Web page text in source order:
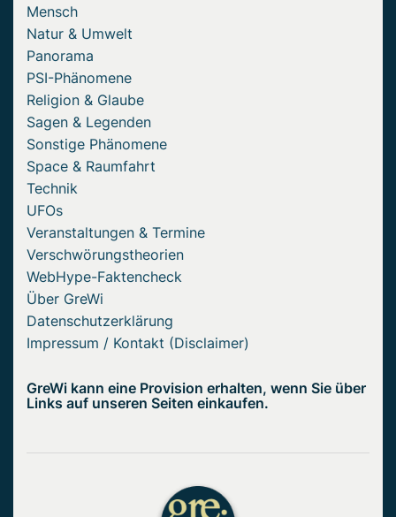
Mensch
Natur & Umwelt
Panorama
PSI-Phänomene
Religion & Glaube
Sagen & Legenden
Sonstige Phänomene
Space & Raumfahrt
Technik
UFOs
Veranstaltungen & Termine
Verschwörungstheorien
WebHype-Faktencheck
Über GreWi
Datenschutzerklärung
Impressum / Kontakt (Disclaimer)
GreWi kann eine Provision erhalten, wenn Sie über
Links auf unseren Seiten einkaufen.